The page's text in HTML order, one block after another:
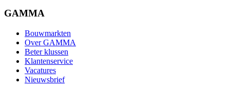
GAMMA
Bouwmarkten
Over GAMMA
Beter klussen
Klantenservice
Vacatures
Nieuwsbrief